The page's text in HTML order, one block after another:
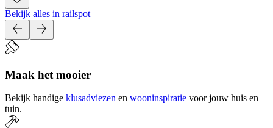
Bekijk alles in railspot
Maak het mooier
Bekijk handige klusadviezen en wooninspiratie voor jouw huis en
tuin.